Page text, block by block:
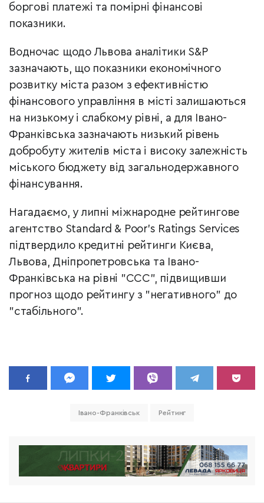
боргові платежі та помірні фінансові
показники.
Водночас щодо Львова аналітики S&P
зазначають, що показники економічного
розвитку міста разом з ефективністю
фінансового управління в місті залишаються
на низькому і слабкому рівні, а для Івано-
Франківська зазначають низький рівень
добробуту жителів міста і високу залежність
міського бюджету від загальнодержавного
фінансування.
Нагадаємо, у липні міжнародне рейтингове
агентство Standard & Poor's Ratings Services
підтвердило кредитні рейтинги Києва,
Львова, Дніпропетровська та Івано-
Франківська на рівні "ССС", підвищивши
прогноз щодо рейтингу з "негативного" до
"стабільного".
Івано-Франківськ Рейтинг